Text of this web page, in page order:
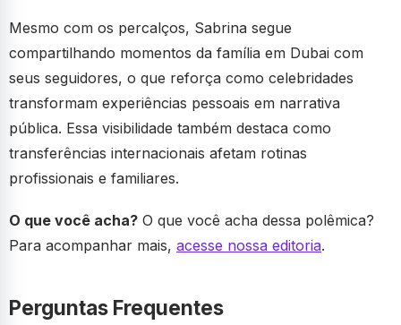
Mesmo com os percalços, Sabrina segue
compartilhando momentos da família em Dubai com
seus seguidores, o que reforça como celebridades
transformam experiências pessoais em narrativa
pública. Essa visibilidade também destaca como
transferências internacionais afetam rotinas
profissionais e familiares.
O que você acha? O que você acha dessa polêmica?
Para acompanhar mais, acesse nossa editoria.
Perguntas Frequentes